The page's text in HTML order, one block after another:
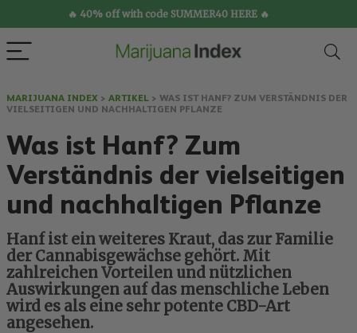
🔥 40% off with code SUMMER40 HERE 🔥
MARIJUANA INDEX > ARTIKEL > WAS IST HANF? ZUM VERSTÄNDNIS DER
VIELSEITIGEN UND NACHHALTIGEN PFLANZE
Was ist Hanf? Zum
Verständnis der vielseitigen
und nachhaltigen Pflanze
Hanf ist ein weiteres Kraut, das zur Familie
der Cannabisgewächse gehört. Mit
zahlreichen Vorteilen und nützlichen
Auswirkungen auf das menschliche Leben
wird es als eine sehr potente CBD-Art
angesehen.